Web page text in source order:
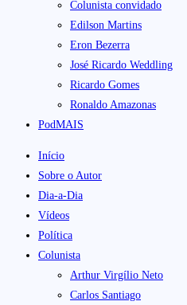
Colunista convidado
Edilson Martins
Eron Bezerra
José Ricardo Weddling
Ricardo Gomes
Ronaldo Amazonas
PodMAIS
Início
Sobre o Autor
Dia-a-Dia
Vídeos
Política
Colunista
Arthur Virgílio Neto
Carlos Santiago